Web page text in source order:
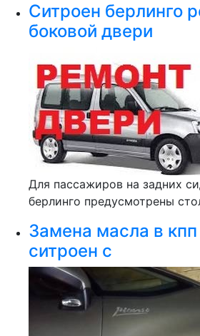
Ситроен берлинго
боковой двери
Для пассажиров на задних
берлинго предусмотрены
Замена масла в кпп
ситроен с